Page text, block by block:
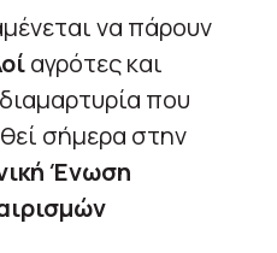
να πάρουν
αγρότες και
που
σήμερα στην
Ένωση